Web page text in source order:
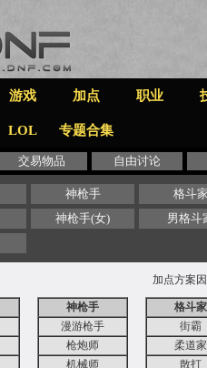
游戏 加点 职业
LOL 专题合集
交易物品 自由讨论
神枪手
格斗
神枪手(女)
男格斗
加点方案
神枪手
漫游枪手
枪炮师
机械师
格斗家
街霸
柔道家
散打